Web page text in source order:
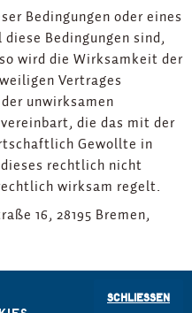
Schließen
Bedingungen oder eines
Bedingungen sind,
wird die Wirksamkeit der
Vertrages
unwirksamen
die das mit der
Gewollte in
rechtlich nicht
wirksam regelt.
16, 28195 Bremen,